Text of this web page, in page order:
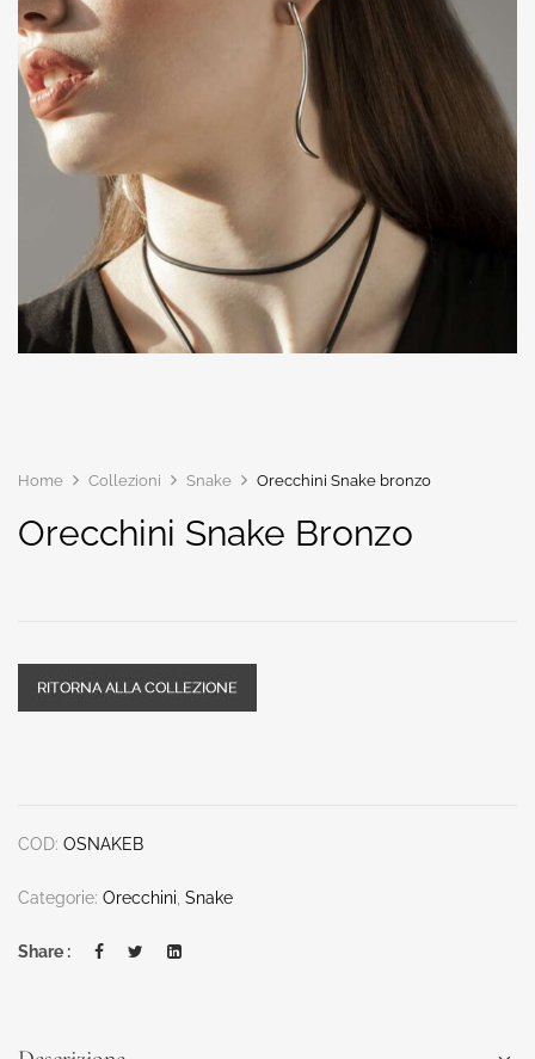
Home Collezioni Snake Orecchini Snake bronzo
Orecchini Snake Bronzo
COD: OSNAKEB
Categorie: Orecchini, Snake
Share :